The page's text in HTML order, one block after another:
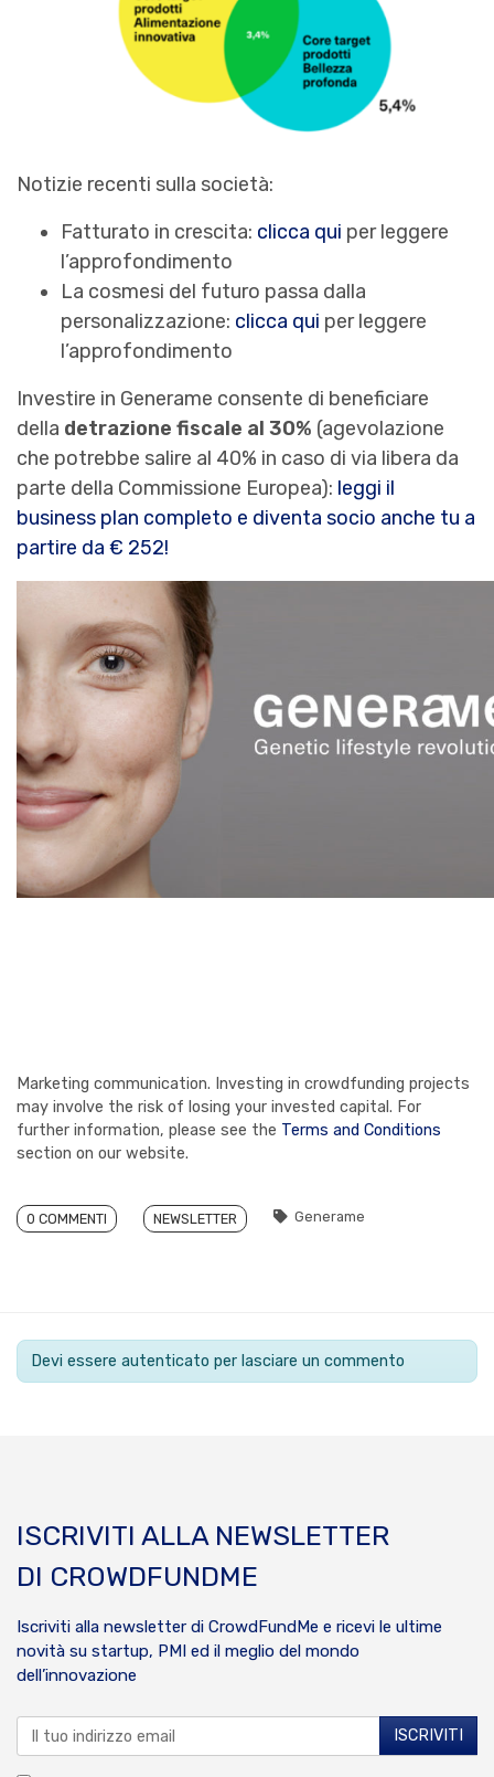
Notizie recenti sulla società:
Fatturato in crescita: clicca qui per leggere
l’approfondimento
La cosmesi del futuro passa dalla
personalizzazione: clicca qui per leggere
l’approfondimento
Investire in Generame consente di beneficiare
della detrazione fiscale al 30% (agevolazione
che potrebbe salire al 40% in caso di via libera da
parte della Commissione Europea): leggi il
business plan completo e diventa socio anche tu a
partire da € 252!
Marketing communication. Investing in crowdfunding projects
may involve the risk of losing your invested capital. For
further information, please see the Terms and Conditions
section on our website.
0 COMMENTI NEWSLETTER Generame
Devi essere autenticato per lasciare un commento
ISCRIVITI ALLA NEWSLETTER
DI CROWDFUNDME
Iscriviti alla newsletter di CrowdFundMe e ricevi le ultime
novità su startup, PMI ed il meglio del mondo
dell’innovazione